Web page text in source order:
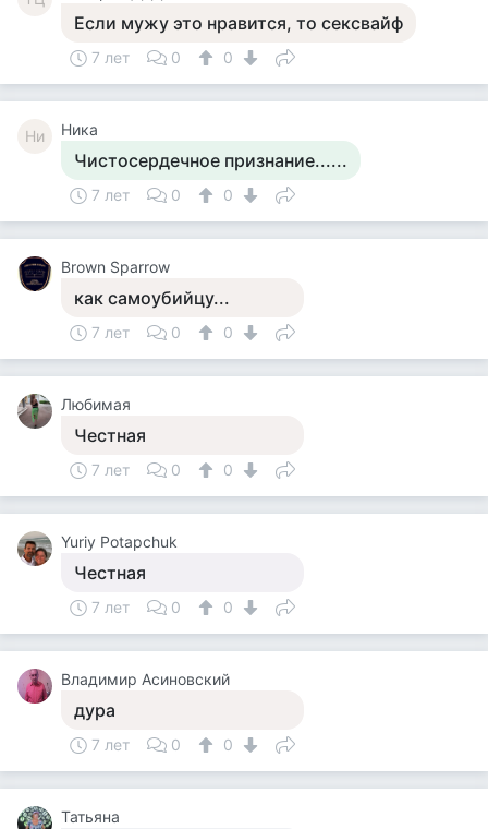
Если мужу это нравится, то сексвайф
7 лет 0 0
Ни Ника
Чистосердечное признание......
7 лет 0 0
Brown Sparrow
как самоубийцу...
7 лет 0 0
Любимая
Честная
7 лет 0 0
Yuriy Potapchuk
Честная
7 лет 0 0
Владимир Асиновский
дура
7 лет 0 0
Татьяна